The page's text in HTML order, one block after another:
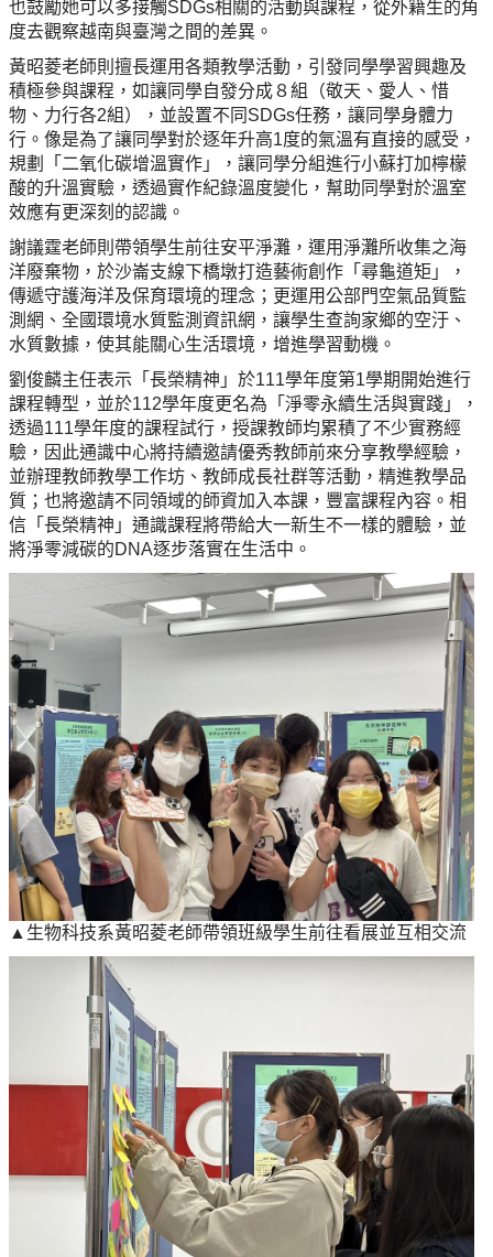
也鼓勵她可以多接觸SDGs相關的活動與課程，從外籍生的角
度去觀察越南與臺灣之間的差異。
黃昭菱老師則擅長運用各類教學活動，引發同學學習興趣及
積極參與課程，如讓同學自發分成８組（敬天、愛人、惜
物、力行各2組），並設置不同SDGs任務，讓同學身體力
行。像是為了讓同學對於逐年升高1度的氣溫有直接的感受，
規劃「二氧化碳增溫實作」，讓同學分組進行小蘇打加檸檬
酸的升溫實驗，透過實作紀錄溫度變化，幫助同學對於溫室
效應有更深刻的認識。
謝議霆老師則帶領學生前往安平淨灘，運用淨灘所收集之海
洋廢棄物，於沙崙支線下橋墩打造藝術創作「尋龜道矩」，
傳遞守護海洋及保育環境的理念；更運用公部門空氣品質監
測網、全國環境水質監測資訊網，讓學生查詢家鄉的空汙、
水質數據，使其能關心生活環境，增進學習動機。
劉俊麟主任表示「長榮精神」於111學年度第1學期開始進行
課程轉型，並於112學年度更名為「淨零永續生活與實踐」，
透過111學年度的課程試行，授課教師均累積了不少實務經
驗，因此通識中心將持續邀請優秀教師前來分享教學經驗，
並辦理教師教學工作坊、教師成長社群等活動，精進教學品
質；也將邀請不同領域的師資加入本課，豐富課程內容。相
信「長榮精神」通識課程將帶給大一新生不一樣的體驗，並
將淨零減碳的DNA逐步落實在生活中。
▲生物科技系黃昭菱老師帶領班級學生前往看展並互相交流